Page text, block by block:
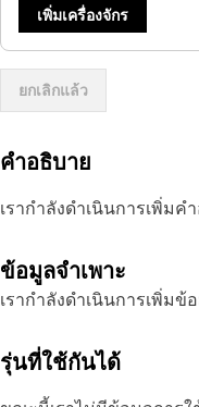
เพิ่มเครื่องจักร
ยกเลิกแล้ว
คำอธิบาย
เรากำลังดำเนินการเพิ่ม
ข้อมูลจำเพาะ
เรากำลังดำเนินการเพิ่ม
รุ่นที่ใช้กันได้